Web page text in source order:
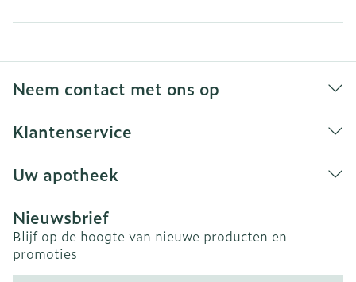
Neem contact met ons op
Klantenservice
Uw apotheek
Nieuwsbrief
Blijf op de hoogte van nieuwe producten en
promoties